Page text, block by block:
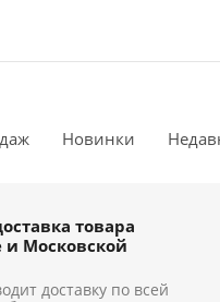
Новинки
товара
и Московской
доставку по всей